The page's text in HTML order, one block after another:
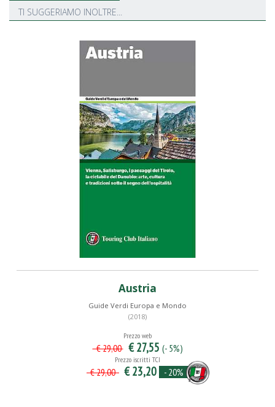
TI SUGGERIAMO INOLTRE...
Austria
Guide Verdi Europa e Mondo
(2018)
Prezzo web
€ 29,00 € 27,55 (- 5%)
Prezzo iscritti TCI
€ 29,00 € 23,20 - 20%